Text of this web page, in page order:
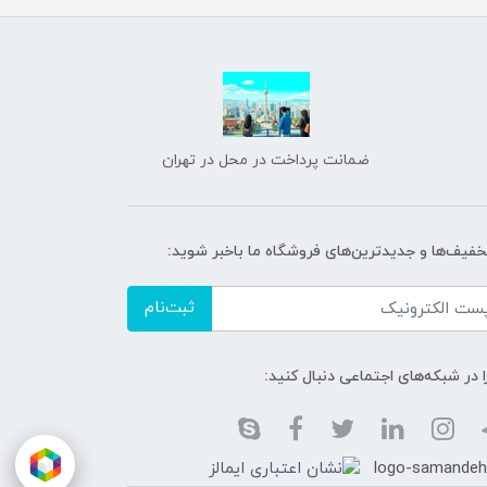
ضمانت پرداخت در محل در تهران
و جدیدترین‌های فروشگاه ما باخبر شوید:
ثبت‌نام
در شبکه‌های اجتماعی دنبال کنید: